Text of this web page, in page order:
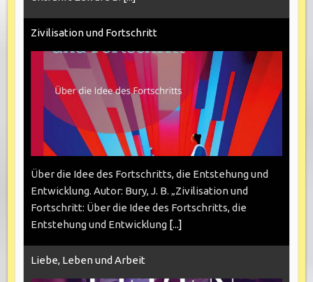
Zivilisation und Fortschritt
Über die Idee des Fortschritts, die Entstehung und
Entwicklung. Autor: Bury, J. B. „Zivilisation und
Fortschritt: Über die Idee des Fortschritts, die
Entstehung und Entwicklung [...]
Liebe, Leben und Arbeit